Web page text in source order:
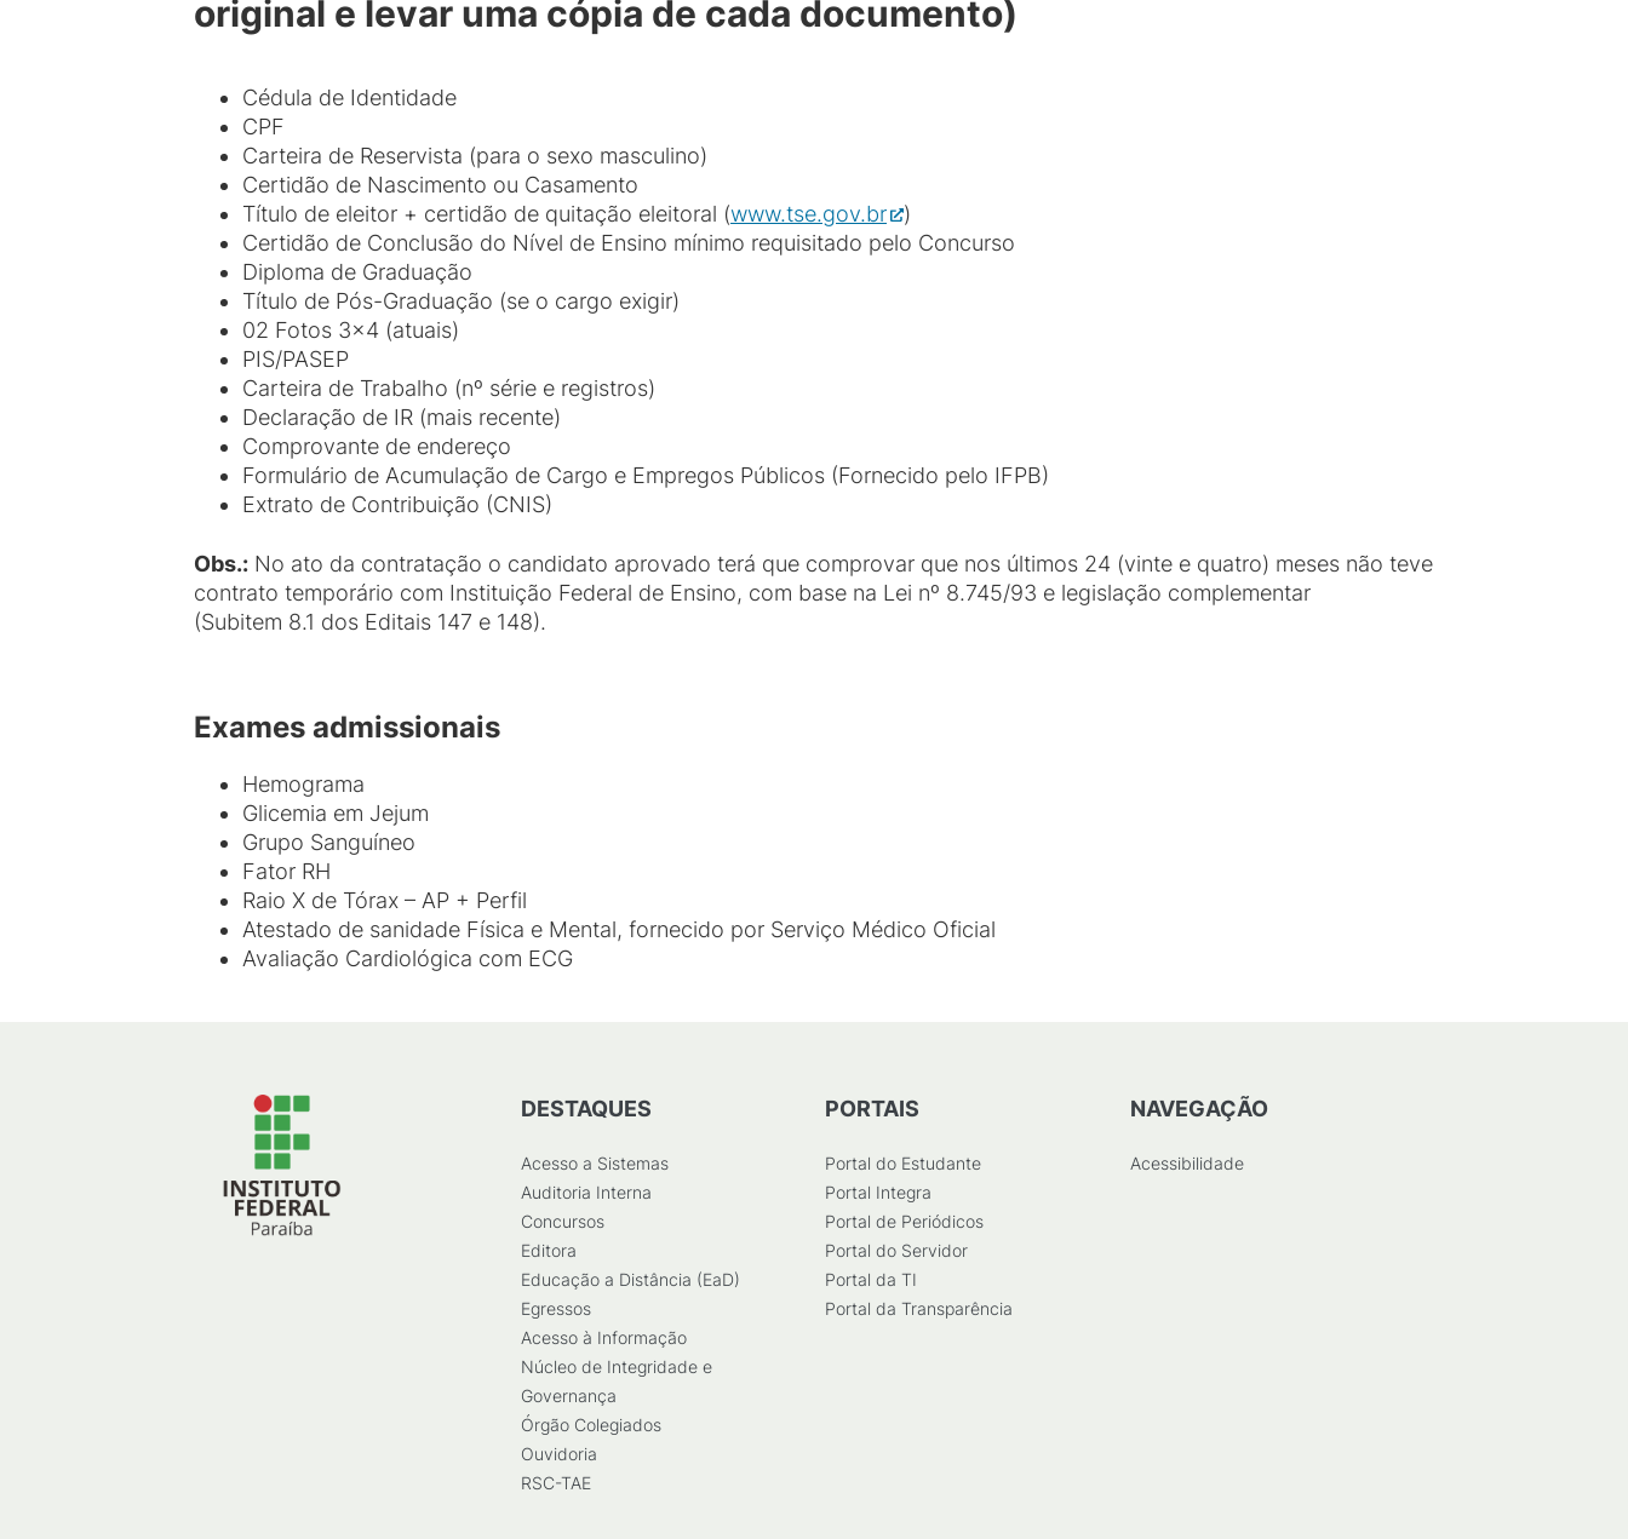
original e levar uma cópia de cada documento)
Cédula de Identidade
CPF
Carteira de Reservista (para o sexo masculino)
Certidão de Nascimento ou Casamento
Título de eleitor + certidão de quitação eleitoral (www.tse.gov.br
)
Certidão de Conclusão do Nível de Ensino mínimo requisitado pelo Concurso
Diploma de Graduação
Título de Pós-Graduação (se o cargo exigir)
02 Fotos 3x4 (atuais)
PIS/PASEP
Carteira de Trabalho (nº série e registros)
Declaração de IR (mais recente)
Comprovante de endereço
Formulário de Acumulação de Cargo e Empregos Públicos (Fornecido pelo IFPB)
Extrato de Contribuição (CNIS)
Obs.: No ato da contratação o candidato aprovado terá que comprovar que nos últimos 24 (vinte e quatro) meses não teve
contrato temporário com Instituição Federal de Ensino, com base na Lei nº 8.745/93 e legislação complementar
(Subitem 8.1 dos Editais 147 e 148).
Exames admissionais
Hemograma
Glicemia em Jejum
Grupo Sanguíneo
Fator RH
Raio X de Tórax – AP + Perfil
Atestado de sanidade Física e Mental, fornecido por Serviço Médico Oficial
Avaliação Cardiológica com ECG
DESTAQUES
Acesso a Sistemas
Auditoria Interna
Concursos
Editora
Educação a Distância (EaD)
Egressos
Acesso à Informação
Núcleo de Integridade e
Governança
Órgão Colegiados
Ouvidoria
RSC-TAE
PORTAIS
Portal do Estudante
Portal Integra
Portal de Periódicos
Portal do Servidor
Portal da TI
Portal da Transparência
NAVEGAÇÃO
Acessibilidade